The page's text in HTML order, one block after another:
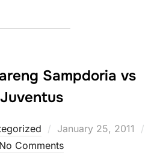
Sampdoria vs
Juventus
Posted
on
January 25, 2011
No Comments